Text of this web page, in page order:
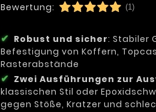
Bewertung: (1)
Robust und sicher: Stabiler
Befestigung von Koffern,
Rasterabstände
Zwei Ausführungen zur
klassischen Stil oder
gegen Stöße, Kratzer und